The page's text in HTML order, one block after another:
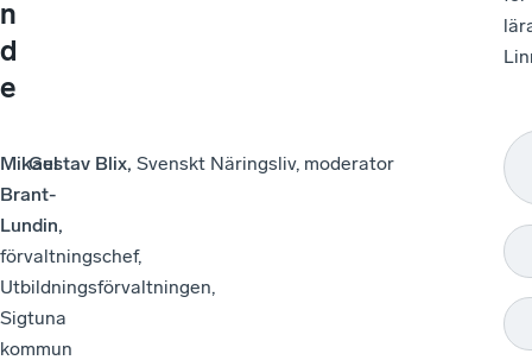
n
d
e
Mikael
Brant-
Lundin,
förvaltningschef,
Utbildningsförvaltningen,
Sigtuna
kommun
Gustav Blix, Svenskt Näringsliv, moderator